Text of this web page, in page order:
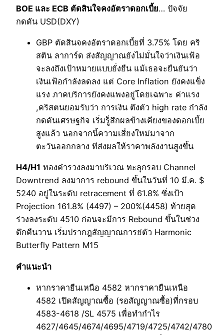
BOE และ ECB ตัดสินใจคงอัตราดอกเบี้ย… ปัจจัย
กดดัน USD(DXY)
GBP ตัดสินจคงอัตราดอกเบี้ยที่ 3.75% โดย คริ
สติน ลาการ์ด ส่งสัญญาณยังไม่มั่นใจว่าเงินเฟ้อ
จะลงถึงเป้าหมายแบบยั่งยืน แม้เธอจะยืนยันว่า
เงินเฟ้อกำลังลดลง แต่ Core Inflation ยังคงแข็ง
แรง ภาคบริการยังคงแพงอยู่โดยเฉพาะ ค่าแรง
,คริสตนยอมรับว่า การเงิน ตึงตัว high rate กำลัง
กดดันเศรษฐกิจ เริ่มรู็สึกผลข้างเคียงของดอกเบี้ย
สูงแล้ว นอกจากนี้ความเสี่ยงใหม่มาจาก
ตะวันออกกลาง ทีส่งผลให้ราคาพลังงานสูงขึ้น
H4/H1 ทองคำรวงลงมาบริเวณ ทะลุกรอบ Channel
Downtrend ลงมาการ rebound ขึ้นในวันที่ 10 มี.ค. $
5240 อยู่ในระดับ retracement ที่ 61.8% ซึ่งเป้า
Projection 161.8% (4497) – 200%(4458) ท้ายสุด
ร่วงลงระดับ 4510 ก่อนจะมีการ Rebound ขึ้นในช่วง
ดึกคืนวาน เริ่มปรากฎสัญญาณการย่ตัว Harmonic
Butterfly Pattern M15
คำแนะนำ
หากราคายืนเหนือ 4582 หากราคายืนเหนือ
4582 เปิดสัญญาณซื้อ (รอสัญญาณซื้อ)ที่กรอบ
4583-4618 /SL 4575 เพื่อทำกำไร
4627/4645/4674/4695/4719/4725/4742/4780